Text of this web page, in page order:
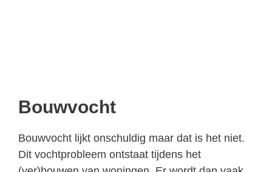
Bouwvocht
Bouwvocht lijkt onschuldig maar dat is het niet.
Dit vochtprobleem ontstaat tijdens het